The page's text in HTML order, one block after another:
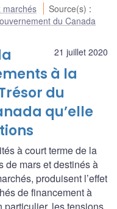
marchés Source(s) :
du Canada
21 juillet 2020
à la
du
qu’elle
à court terme de la
de mars et destinés à
produisent l’effet
de financement à
particulier, les tensions